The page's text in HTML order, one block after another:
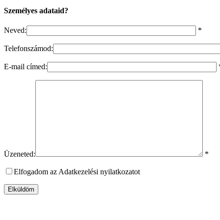
Személyes adataid?
Neved: *
Telefonszámod:
E-mail címed:
Üzeneted: *
Elfogadom az Adatkezelési nyilatkozatot